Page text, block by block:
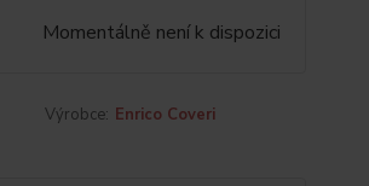
Momentálně není k dispozici
Výrobce: Enrico Coveri